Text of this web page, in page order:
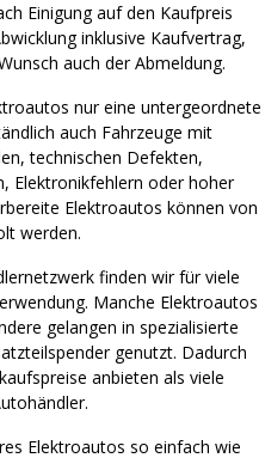
Einigung auf den Kaufpreis
inklusive Kaufvertrag,
auch der Abmeldung.
nur eine untergeordnete
auch Fahrzeuge mit
technischen Defekten,
Elektronikfehlern oder hoher
Elektroautos können von
werden.
finden wir für viele
Manche Elektroautos
gelangen in spezialisierte
genutzt. Dadurch
anbieten als viele
Elektroautos so einfach wie